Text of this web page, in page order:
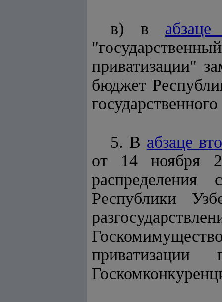
в) в
приватизации"
бюджет
5. В абзаце
от 14 ноября
Республики
приватизации